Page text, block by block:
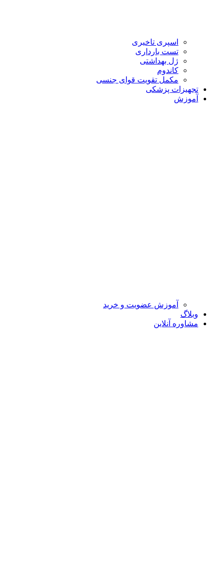
اسپری تاخیری
تست بارداری
ژل بهداشتی
کاندوم
مکمل تقویت قوای جنسی
تجهیزات پزشکی
آموزش
آموزش عضویت و خرید
وبلاگ
مشاوره آنلاین